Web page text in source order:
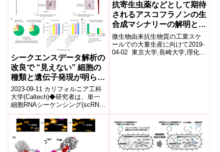
シークエンスデータ解析の
改良で “見えない” 細胞の
種類と遺伝子発現が明らか
になる(“Invisible” Cell
Types and Gene
Expression Revealed
with Sequencing Data
Analysis Improvement)
2023-09-11 カリフォルニア工科
大学(Caltech)◆研究者は、単一
細胞RNAシーケンシング(scRNA-
seq)分析の改善を通じて、従来
見落とされて...
抗寄生虫薬などとして期待
されるアスコフラノンの生
合成マシナリーの解明と
選択的大量生産系の構築に
成功
微生物由来抗生物質の工業スケ
ールでの大量生産に向けて2019-
04-02 東京大学,長崎大学,理化学